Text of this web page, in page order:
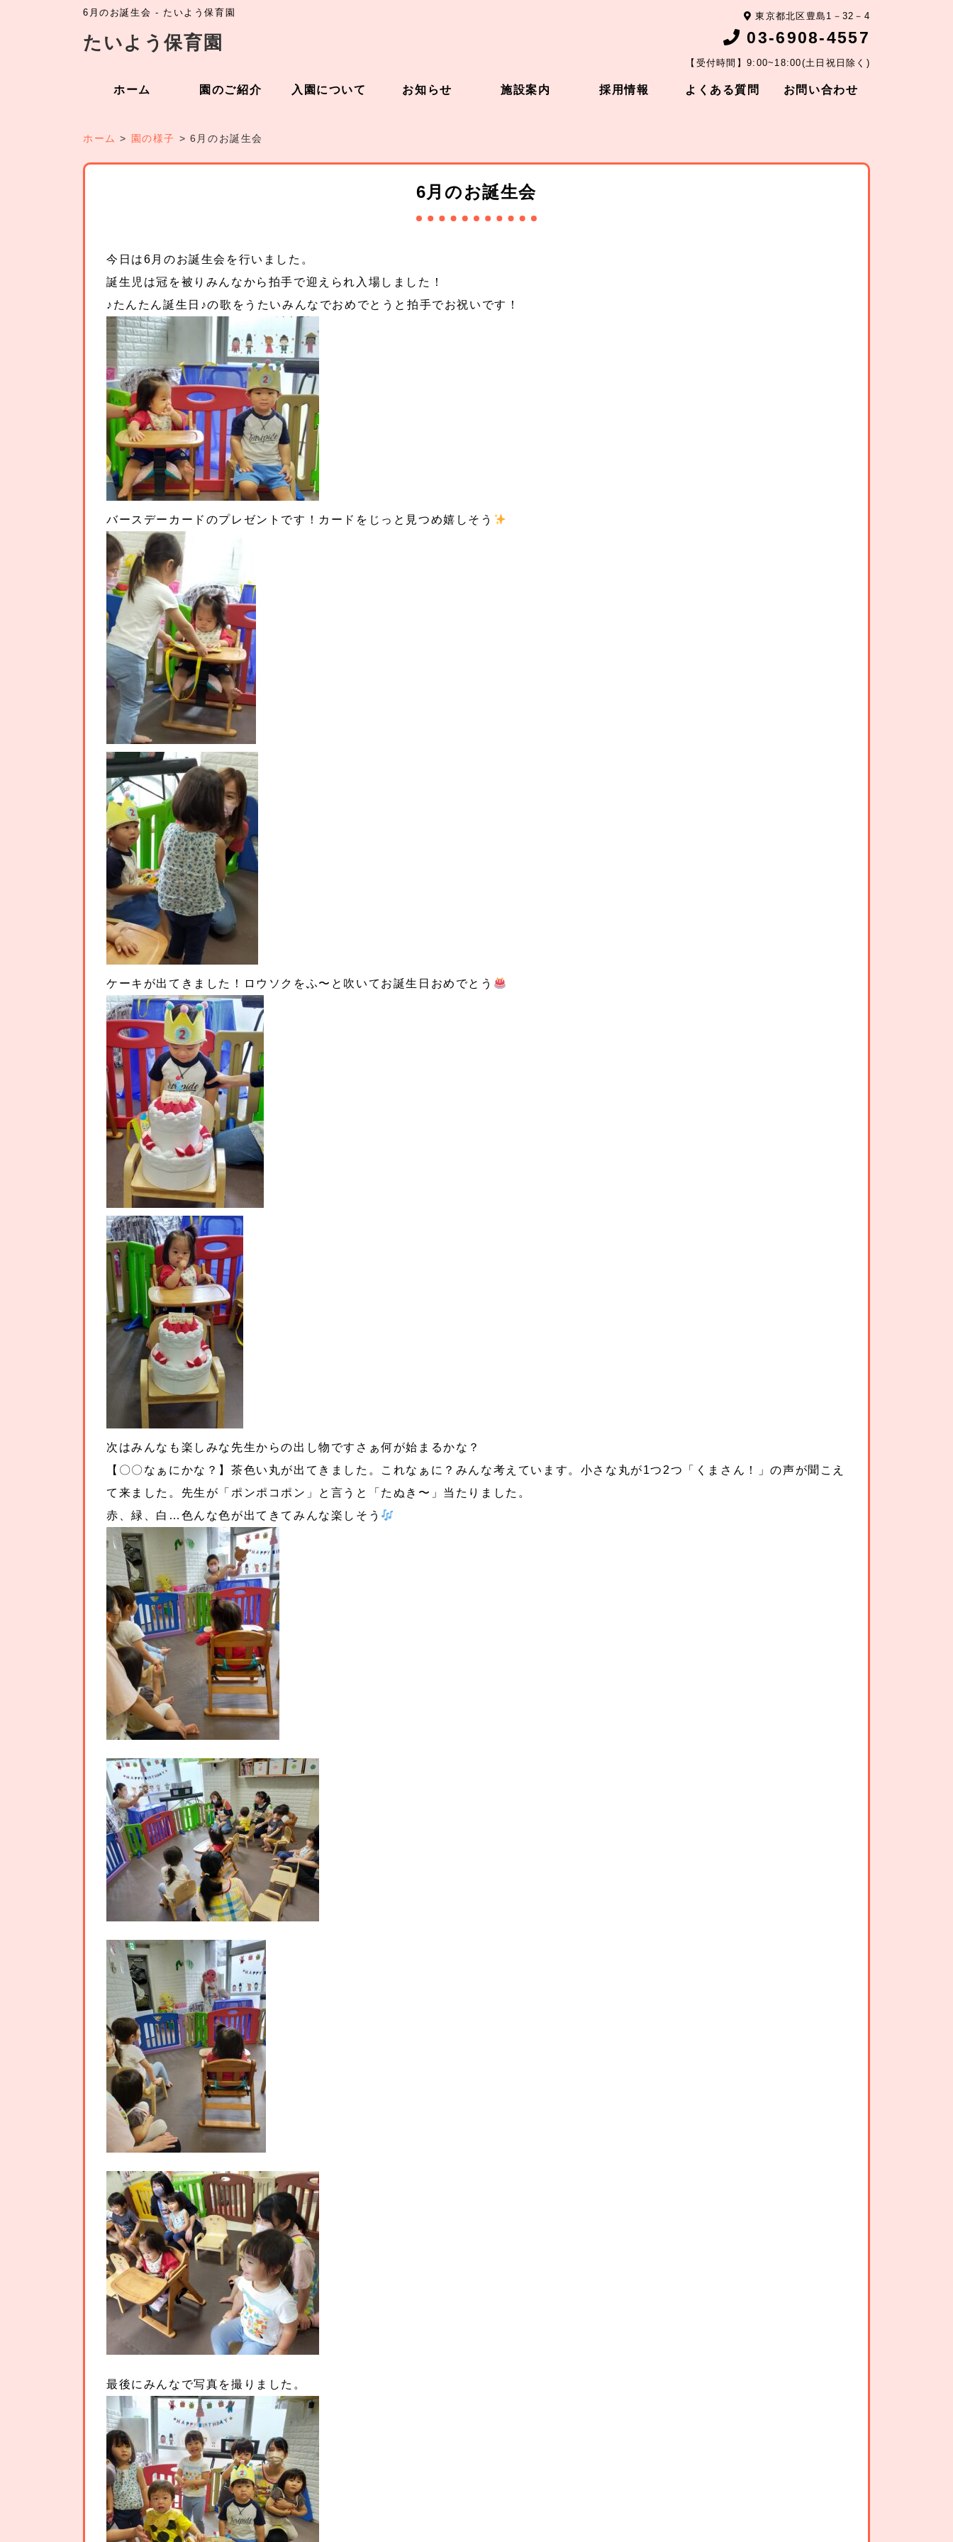
6月のお誕生会 - たいよう保育園
たいよう保育園
東京都北区豊島1－32－4
03-6908-4557
【受付時間】9:00~18:00(土日祝日除く)
ホーム 園のご紹介 入園について お知らせ 施設案内 採用情報 よくある質問 お問い合わせ
ホーム > 園の様子 > 6月のお誕生会
6月のお誕生会
今日は6月のお誕生会を行いました。
誕生児は冠を被りみんなから拍手で迎えられ入場しました！
♪たんたん誕生日♪の歌をうたいみんなでおめでとうと拍手でお祝いです！
バースデーカードのプレゼントです！カードをじっと見つめ嬉しそう
ケーキが出てきました！ロウソクをふ〜と吹いてお誕生日おめでとう
次はみんなも楽しみな先生からの出し物です‪さぁ何が始まるかな？
【〇〇なぁにかな？】茶色い丸が出てきました。これなぁに？みんな考えています。小さな丸が1つ2つ「くまさん！」の声が聞こえ
て来ました。先生が「ポンポコポン」と言うと「たぬき〜」当たりました。
赤、緑、白…色んな色が出てきてみんな楽しそう
最後にみんなで写真を撮りました。